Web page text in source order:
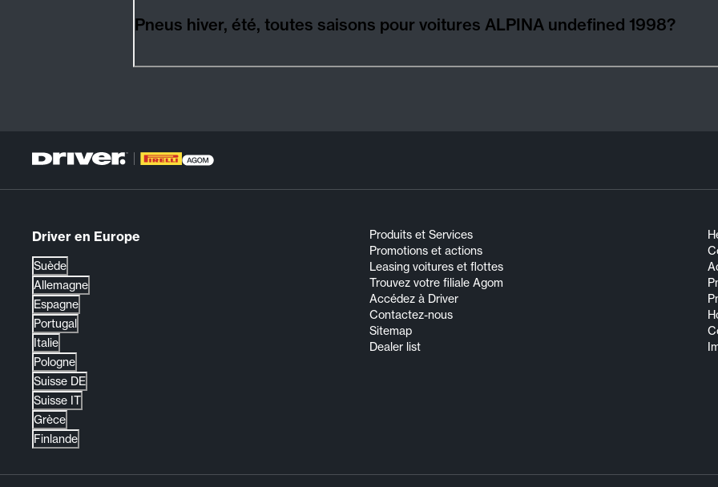
Pneus hiver, été, toutes saisons pour voitures ALPINA undefined 1998?
Driver en Europe
Suède
Allemagne
Espagne
Portugal
Italie
Pologne
Suisse DE
Suisse IT
Grèce
Finlande
Produits et Services
Promotions et actions
Leasing voitures et flottes
Trouvez votre filiale Agom
Accédez à Driver
Contactez-nous
Sitemap
Dealer list